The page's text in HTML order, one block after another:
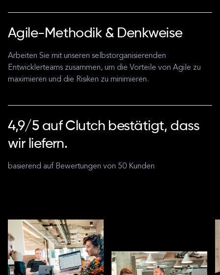
Agile-Methodik & Denkweise
Arbeiten Sie mit unseren selbstorganisierenden
Entwicklerteams zusammen, um die Vorteile von Agile zu
maximieren und die Risiken zu minimieren.
4,9/5 auf Clutch bestätigt, dass
wir liefern.
basierend auf Bewertungen von 50 Kunden